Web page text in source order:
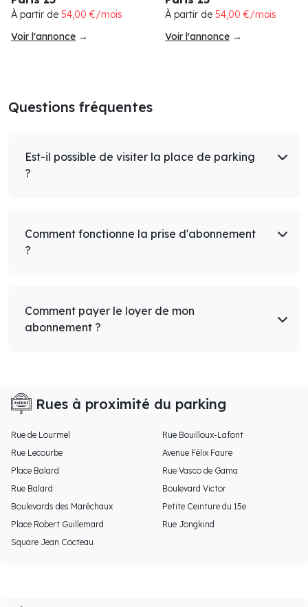
À partir de 54,00 €/mois
Voir l'annonce →
À partir de 54,00 €/mois
Voir l'annonce →
Questions fréquentes
Est-il possible de visiter la place de parking
?
Comment fonctionne la prise d'abonnement
?
Comment payer le loyer de mon
abonnement ?
Rues à proximité du parking
Rue de Lourmel
Rue Bouilloux-Lafont
Rue Lecourbe
Avenue Félix Faure
Place Balard
Rue Vasco de Gama
Rue Balard
Boulevard Victor
Boulevards des Maréchaux
Petite Ceinture du 15e
Place Robert Guillemard
Rue Jongkind
Square Jean Cocteau